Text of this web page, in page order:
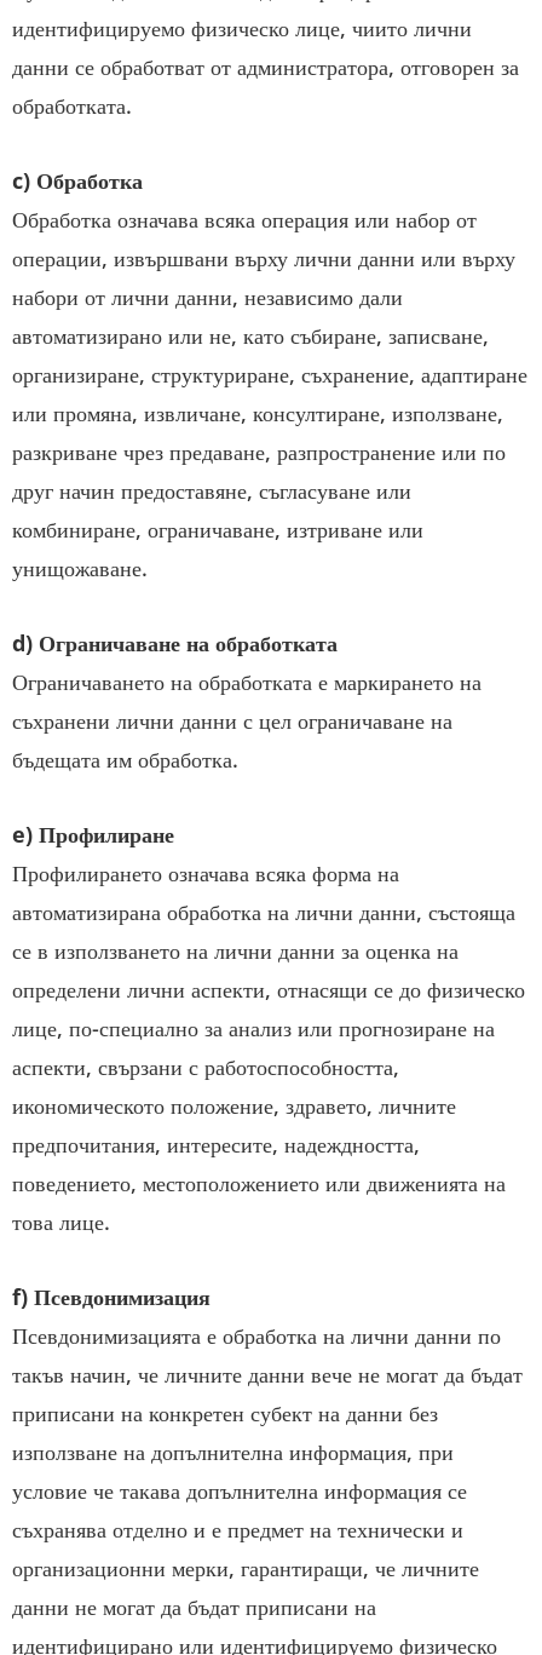
идентифицируемо физическо лице, чиито лични
данни се обработват от администратора, отговорен за
обработката.
c) Обработка
Обработка означава всяка операция или набор от
операции, извършвани върху лични данни или върху
набори от лични данни, независимо дали
автоматизирано или не, като събиране, записване,
организиране, структуриране, съхранение, адаптиране
или промяна, извличане, консултиране, използване,
разкриване чрез предаване, разпространение или по
друг начин предоставяне, съгласуване или
комбиниране, ограничаване, изтриване или
унищожаване.
d) Ограничаване на обработката
Ограничаването на обработката е маркирането на
съхранени лични данни с цел ограничаване на
бъдещата им обработка.
e) Профилиране
Профилирането означава всяка форма на
автоматизирана обработка на лични данни, състояща
се в използването на лични данни за оценка на
определени лични аспекти, отнасящи се до физическо
лице, по-специално за анализ или прогнозиране на
аспекти, свързани с работоспособността,
икономическото положение, здравето, личните
предпочитания, интересите, надеждността,
поведението, местоположението или движенията на
това лице.
f) Псевдонимизация
Псевдонимизацията е обработка на лични данни по
такъв начин, че личните данни вече не могат да бъдат
приписани на конкретен субект на данни без
използване на допълнителна информация, при
условие че такава допълнителна информация се
съхранява отделно и е предмет на технически и
организационни мерки, гарантиращи, че личните
данни не могат да бъдат приписани на
идентифицирано или идентифицируемо физическо